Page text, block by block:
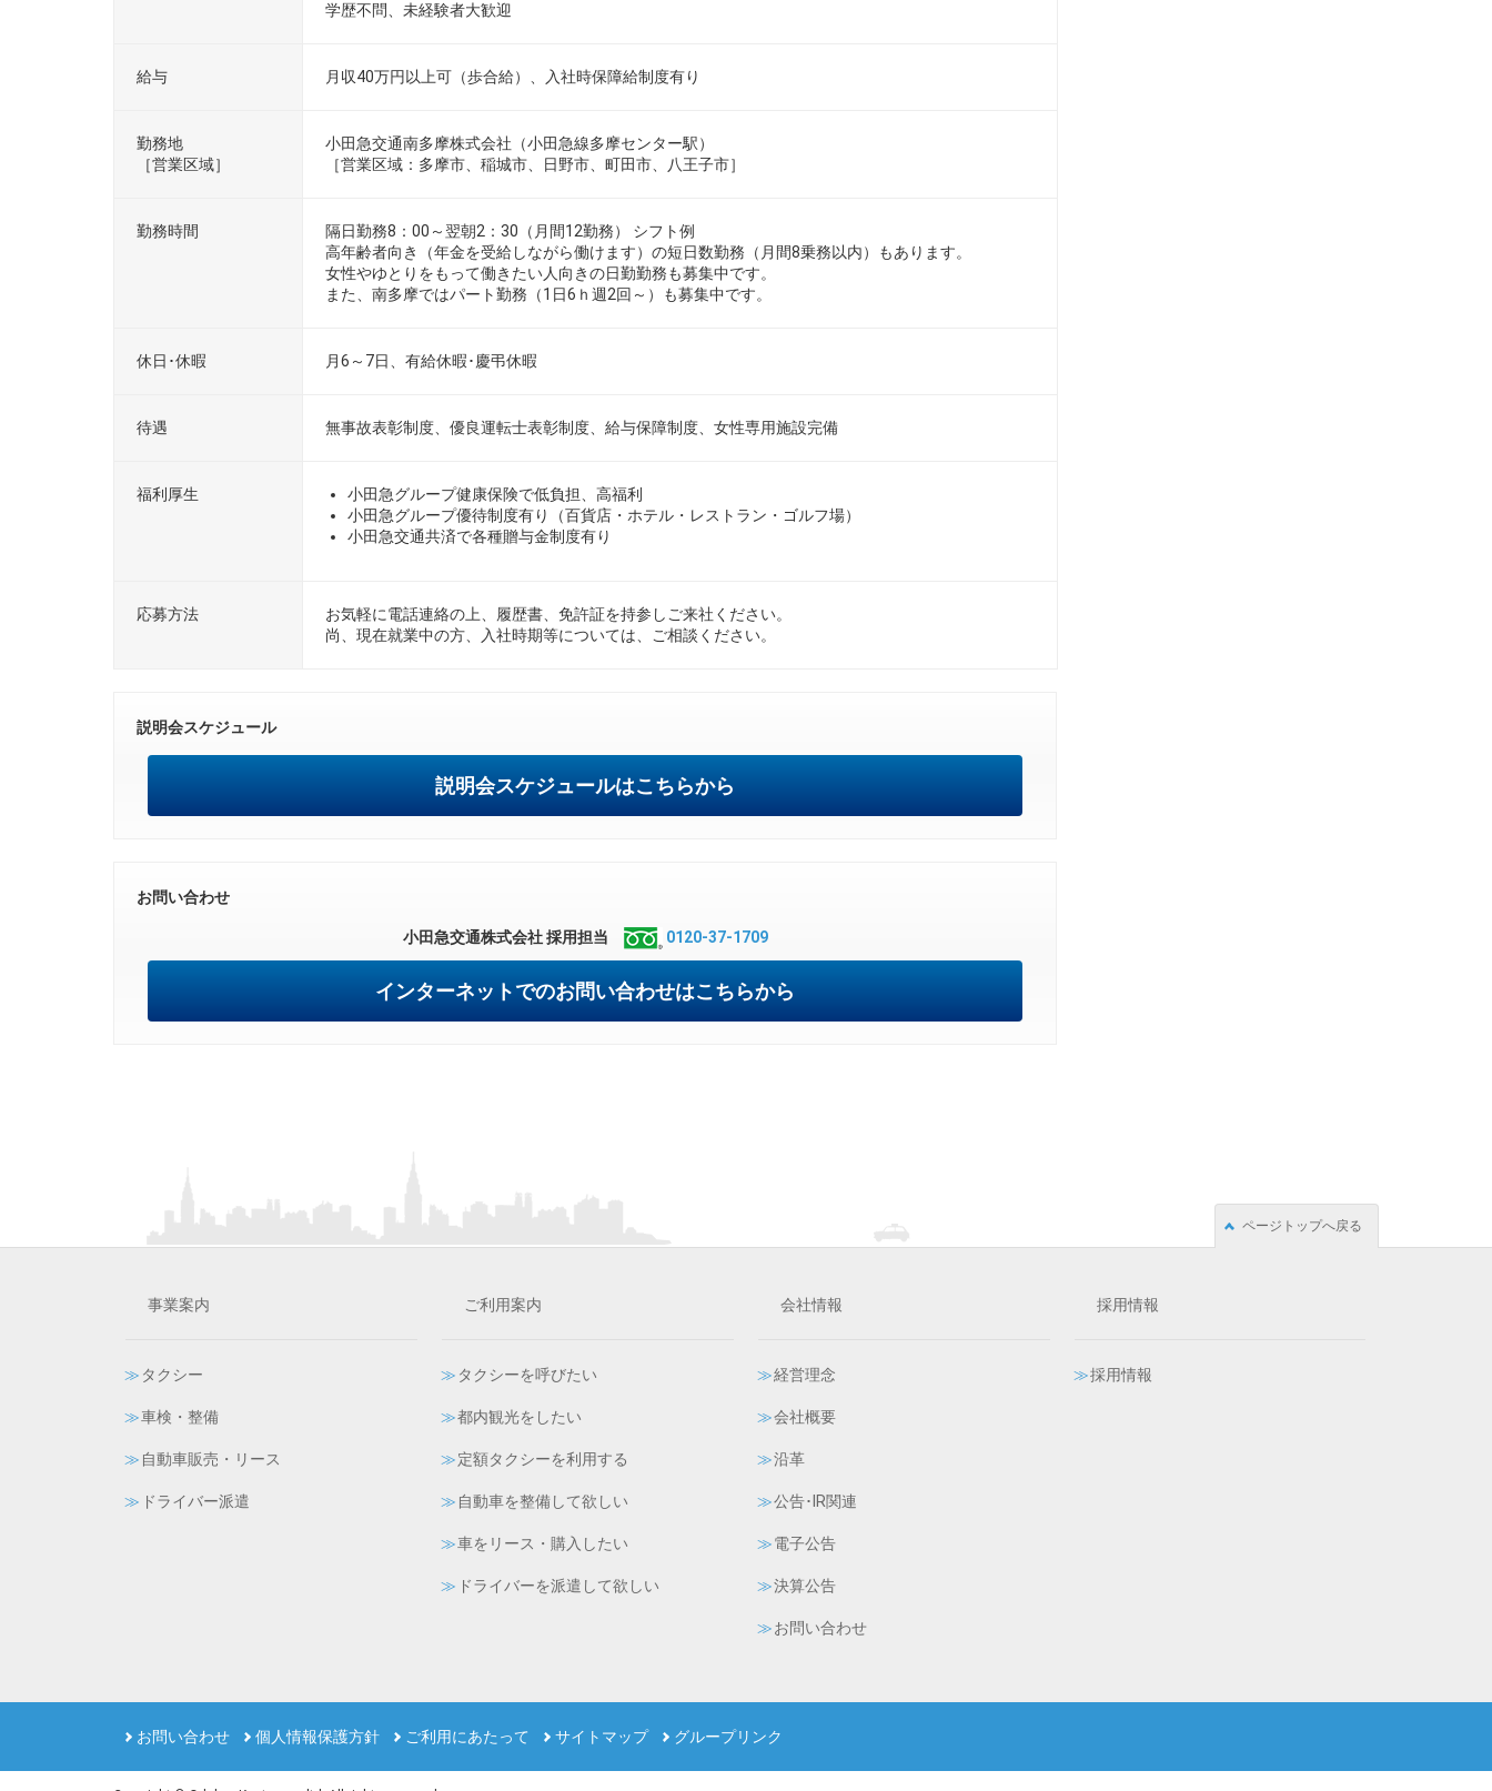
学歴不問、未経験者大歓迎
給与 月収40万円以上可（歩合給）、入社時保障給制度有り
勤務地
［営業区域］
小田急交通南多摩株式会社（小田急線多摩センター駅）
［営業区域：多摩市、稲城市、日野市、町田市、八王子市］
勤務時間
隔日勤務8：00～翌朝2：30（月間12勤務） シフト例
高年齢者向き（年金を受給しながら働けます）の短日数勤務（月間8乗務以内）もあります。
女性やゆとりをもって働きたい人向きの日勤勤務も募集中です。
また、南多摩ではパート勤務（1日6ｈ週2回～）も募集中です。
休日･休暇 月6～7日、有給休暇･慶弔休暇
待遇 無事故表彰制度、優良運転士表彰制度、給与保障制度、女性専用施設完備
福利厚生
小田急グループ健康保険で低負担、高福利
小田急グループ優待制度有り（百貨店・ホテル・レストラン・ゴルフ場）
小田急交通共済で各種贈与金制度有り
応募方法
お気軽に電話連絡の上、履歴書、免許証を持参しご来社ください。
尚、現在就業中の方、入社時期等については、ご相談ください。
説明会スケジュール
説明会スケジュールはこちらから
お問い合わせ
小田急交通株式会社 採用担当 0120-37-1709
インターネットでのお問い合わせはこちらから
ページトップへ戻る
ー
ナ
事業案内
タクシー
車検・整備
自動車販売・リース
ドライバー派遣
ご利用案内
タクシーを呼びたい
都内観光をしたい
定額タクシーを利用する
自動車を整備して欲しい
車をリース・購入したい
ドライバーを派遣して欲しい
会社情報
経営理念
会社概要
沿革
公告･IR関連
電子公告
決算公告
お問い合わせ
採用情報
採用情報
お問い合わせ 個人情報保護方針 ご利用にあたって サイトマップ グループリンク